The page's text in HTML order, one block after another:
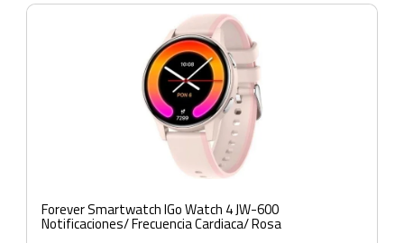
Forever Smartwatch IGo Watch 4 JW-600
Notificaciones/ Frecuencia Cardiaca/ Rosa